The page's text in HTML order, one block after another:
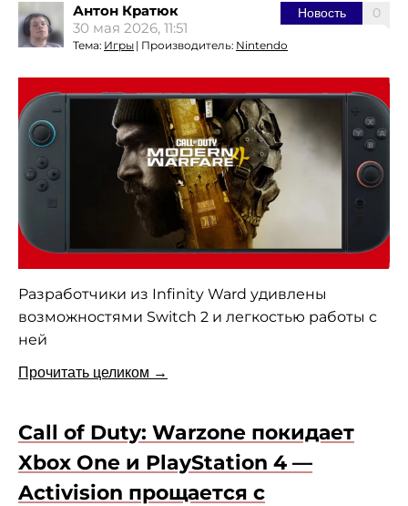
0
Новость
Антон Кратюк
30 мая 2026, 11:51
Тема: Игры | Производитель: Nintendo
Разработчики из Infinity Ward удивлены
возможностями Switch 2 и легкостью работы с
ней
Прочитать целиком →
Call of Duty: Warzone покидает
Xbox One и PlayStation 4 —
Activision прощается с